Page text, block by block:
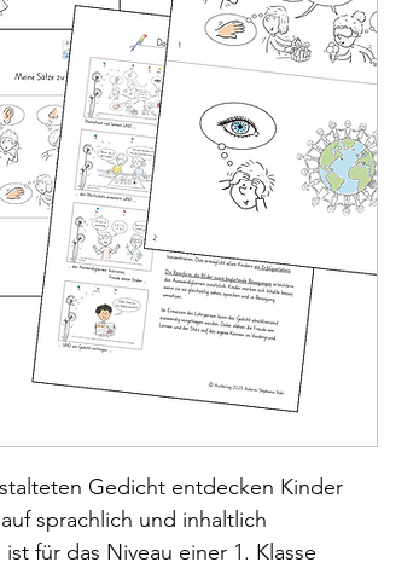
Gedicht entdecken Kinder
auf sprachlich und inhaltlich
für das Niveau einer 1. Klasse